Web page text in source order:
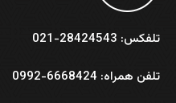
تلفکس: 28424543-021
تلفن همراه: 6668424-0992